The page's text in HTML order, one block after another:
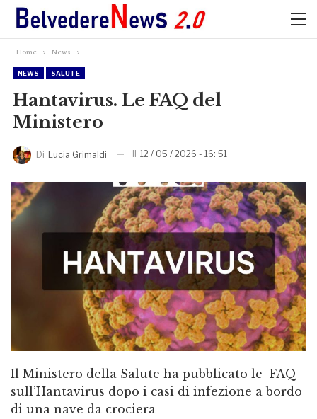
Home News
NEWS SALUTE
Hantavirus. Le FAQ del
Ministero
Di Lucia Grimaldi 12 / 05 / 2026 - 16: 51
Il Ministero della Salute ha pubblicato le FAQ
sull’Hantavirus dopo i casi di infezione a bordo
di una nave da crociera